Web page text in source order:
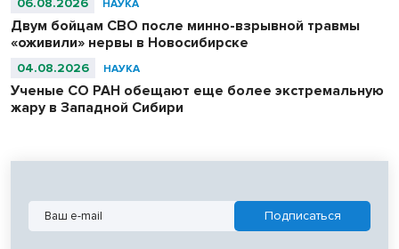
06.08.2026 НАУКА
Двум бойцам СВО после минно-взрывной травмы
«оживили» нервы в Новосибирске
04.08.2026 НАУКА
Ученые СО РАН обещают еще более экстремальную
жару в Западной Сибири